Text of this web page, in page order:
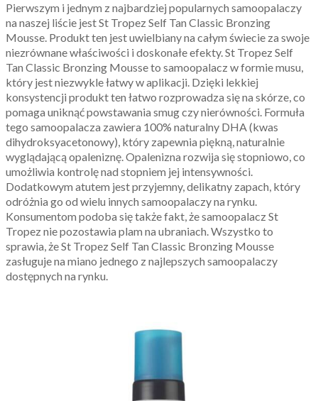
Pierwszym i jednym z najbardziej popularnych samoopalaczy
na naszej liście jest St Tropez Self Tan Classic Bronzing
Mousse. Produkt ten jest uwielbiany na całym świecie za swoje
niezrównane właściwości i doskonałe efekty. St Tropez Self
Tan Classic Bronzing Mousse to samoopalacz w formie musu,
który jest niezwykle łatwy w aplikacji. Dzięki lekkiej
konsystencji produkt ten łatwo rozprowadza się na skórze, co
pomaga uniknąć powstawania smug czy nierówności. Formuła
tego samoopalacza zawiera 100% naturalny DHA (kwas
dihydroksyacetonowy), który zapewnia piękną, naturalnie
wyglądającą opaleniznę. Opalenizna rozwija się stopniowo, co
umożliwia kontrolę nad stopniem jej intensywności.
Dodatkowym atutem jest przyjemny, delikatny zapach, który
odróżnia go od wielu innych samoopalaczy na rynku.
Konsumentom podoba się także fakt, że samoopalacz St
Tropez nie pozostawia plam na ubraniach. Wszystko to
sprawia, że St Tropez Self Tan Classic Bronzing Mousse
zasługuje na miano jednego z najlepszych samoopalaczy
dostępnych na rynku.